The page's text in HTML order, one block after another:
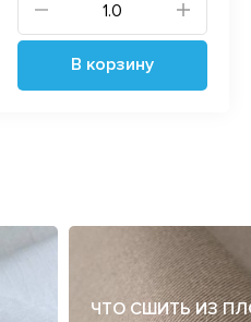
В корзину
ЧТО СШИТЬ ИЗ